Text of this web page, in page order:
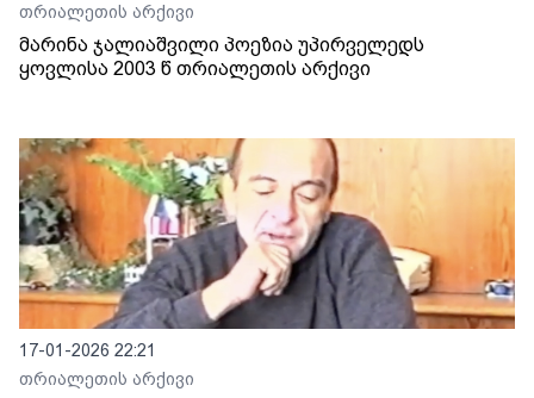
თრიალეთის არქივი
მარინა ჯალიაშვილი პოეზია უპირველედს
ყოვლისა 2003 წ თრიალეთის არქივი
17-01-2026 22:21
თრიალეთის არქივი